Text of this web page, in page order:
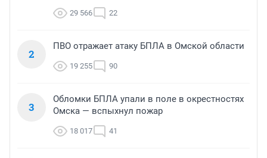
29 566 22
2
ПВО отражает атаку БПЛА в Омской области
19 255 90
3
Обломки БПЛА упали в поле в окрестностях
Омска — вспыхнул пожар
18 017 41